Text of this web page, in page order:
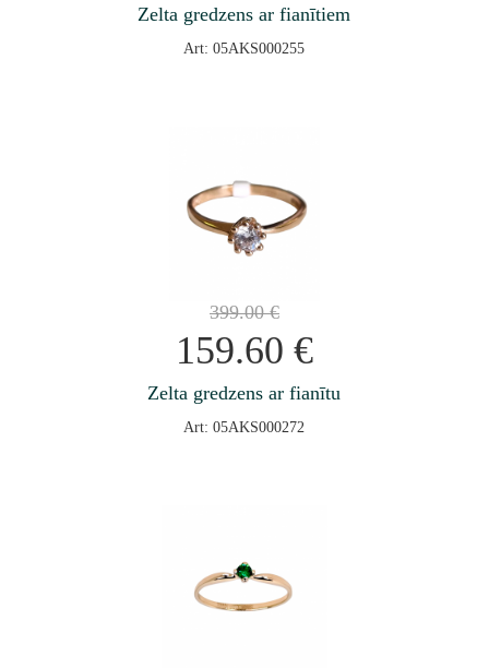
Zelta gredzens ar fianītiem
Art: 05AKS000255
399.00€
159.60 €
Zelta gredzens ar fianītu
Art: 05AKS000272